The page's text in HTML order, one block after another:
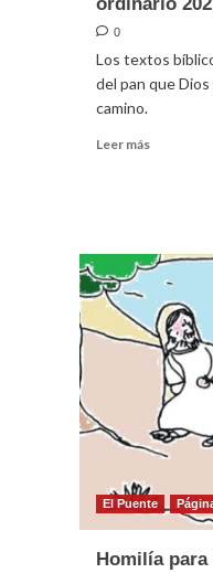
0
Los textos
del pan que
camino.
Leer más
19º
domingo
ordinario
2021
El Puente
Homilía para